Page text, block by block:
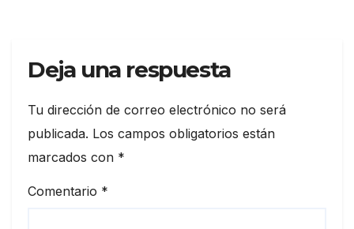
Deja una respuesta
Tu dirección de correo electrónico no será
publicada. Los campos obligatorios están
marcados con *
Comentario *